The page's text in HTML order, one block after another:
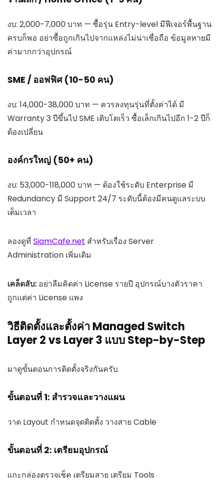
งบ: 2,000-7,000 บาท — ซื้อรุ่น Entry-level มีฟีเจอร์พื้นฐาน
ครบก็พอ อย่าซื้อถูกเกินไปจากแหล่งไม่น่าเชื่อถือ ข้อมูลหายมี
ค่ามากกว่าอุปกรณ์
SME / ออฟฟิศ (10-50 คน)
งบ: 14,000-38,000 บาท — ควรลงทุนรุ่นที่ตั้งค่าได้ มี
Warranty 3 ปีขึ้นไป SME เติบโตเร็ว ซื้อเล็กเกินไปอีก 1-2 ปีก็
ต้องเปลี่ยน
องค์กรใหญ่ (50+ คน)
งบ: 53,000-118,000 บาท — ต้องใช้ระดับ Enterprise มี
Redundancy มี Support 24/7 ระดับนี้ต้องมีคนดูแลระบบ
เต็มเวลา
ลองดูที่ SiamCafe.net สำหรับเรื่อง Server
Administration เพิ่มเติม
เคล็ดลับ: อย่าลืมคิดค่า License รายปี อุปกรณ์บางตัวราคา
ถูกแต่ค่า License แพง
วิธีติดตั้งและตั้งค่า Managed Switch
Layer 2 vs Layer 3 แบบ Step-by-Step
มาดูขั้นตอนการติดตั้งจริงกันครับ
ขั้นตอนที่ 1: สำรวจและวางแผน
วาด Layout กำหนดจุดติดตั้ง วางสาย Cable
ขั้นตอนที่ 2: เตรียมอุปกรณ์
แกะกล่องตรวจเช็ค เตรียมสาย เตรียม Tools